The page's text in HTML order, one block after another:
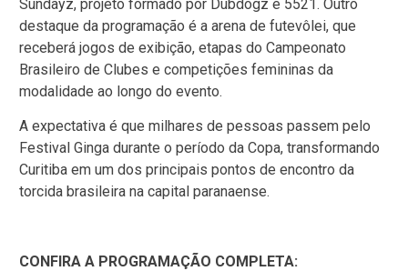
Sundayz, projeto formado por Dubdogz e 5521. Outro
destaque da programação é a arena de futevôlei, que
receberá jogos de exibição, etapas do Campeonato
Brasileiro de Clubes e competições femininas da
modalidade ao longo do evento.
A expectativa é que milhares de pessoas passem pelo
Festival Ginga durante o período da Copa, transformando
Curitiba em um dos principais pontos de encontro da
torcida brasileira na capital paranaense.
CONFIRA A PROGRAMAÇÃO COMPLETA: